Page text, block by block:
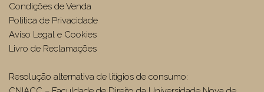
Condições de Venda
Politica de Privacidade
Aviso Legal e Cookies
Livro de Reclamações
Resolução alternativa de litígios de consumo: